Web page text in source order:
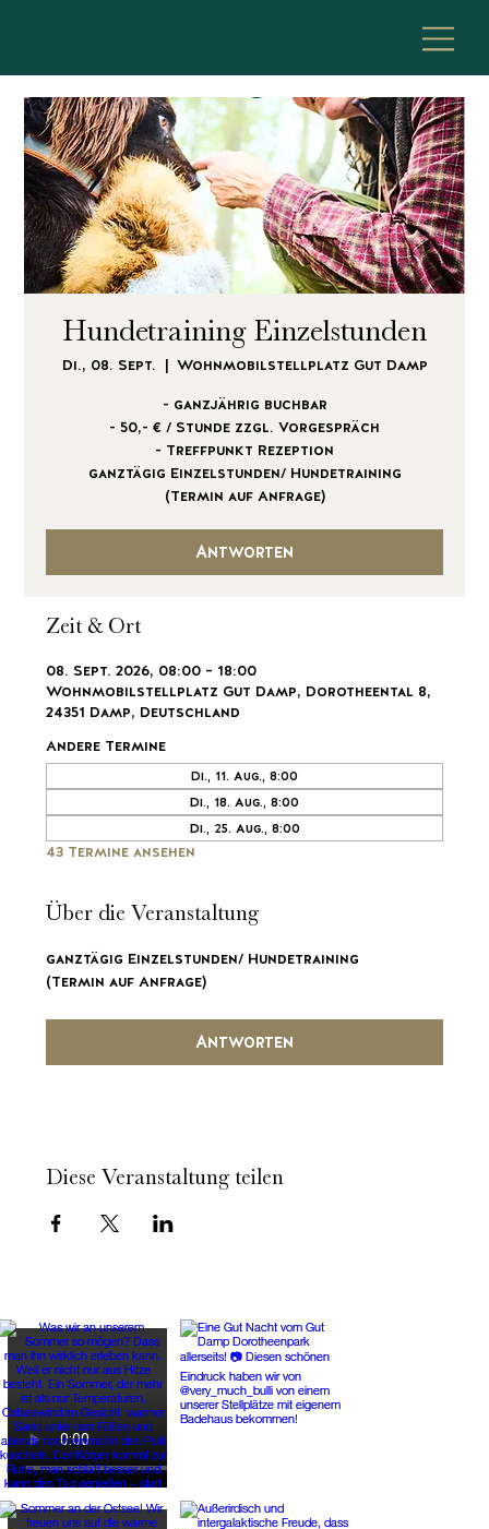
Hundetraining Einzelstunden
Di., 08. Sept.
  |
Wohnmobilstellplatz Gut Damp
- ganzjährig buchbar
- 50,- € / Stunde zzgl. Vorgespräch
- Treffpunkt Rezeption
ganztägig Einzelstunden/ Hundetraining
(Termin auf Anfrage)
Antworten
Zeit & Ort
08. Sept. 2026, 08:00 – 18:00
Wohnmobilstellplatz Gut Damp, Dorotheental 8,
24351 Damp, Deutschland
Andere Termine
Di., 11. Aug., 8:00
Di., 18. Aug., 8:00
Di., 25. Aug., 8:00
43 Termine ansehen
Über die Veranstaltung
ganztägig Einzelstunden/ Hundetraining
(Termin auf Anfrage)
Antworten
Diese Veranstaltung teilen